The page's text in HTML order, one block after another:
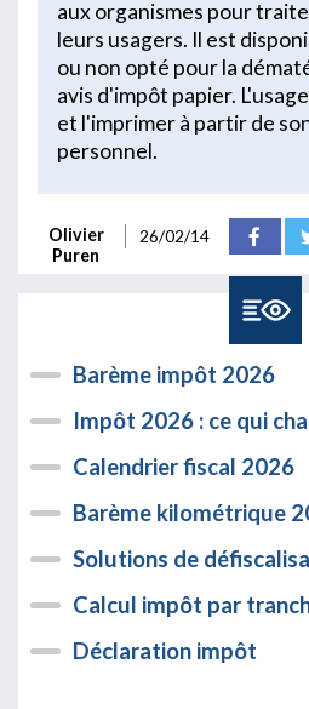
aux organismes pour
leurs usagers. Il est
ou non opté pour la
avis d'impôt papier.
et l'imprimer à partir de
personnel.
Olivier
Puren
26/02/14
Barème impôt 2026
Impôt 2026 : ce qui
Calendrier fiscal 2026
Barème kilométrique
Solutions de
Calcul impôt par
Déclaration impôt